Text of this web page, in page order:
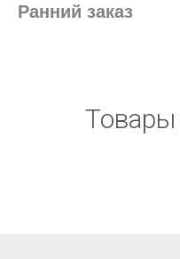
Ранний заказ
Товары